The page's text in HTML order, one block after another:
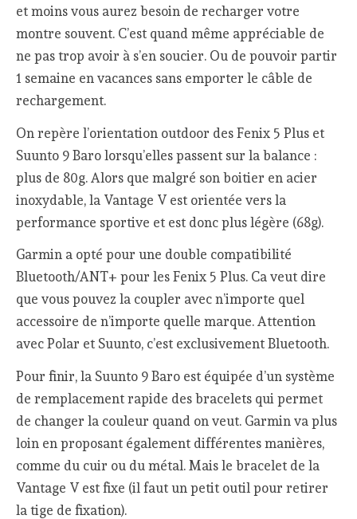
et moins vous aurez besoin de recharger votre
montre souvent. C’est quand même appréciable de
ne pas trop avoir à s’en soucier. Ou de pouvoir partir
1 semaine en vacances sans emporter le câble de
rechargement.
On repère l’orientation outdoor des Fenix 5 Plus et
Suunto 9 Baro lorsqu’elles passent sur la balance :
plus de 80g. Alors que malgré son boitier en acier
inoxydable, la Vantage V est orientée vers la
performance sportive et est donc plus légère (68g).
Garmin a opté pour une double compatibilité
Bluetooth/ANT+ pour les Fenix 5 Plus. Ca veut dire
que vous pouvez la coupler avec n’importe quel
accessoire de n’importe quelle marque. Attention
avec Polar et Suunto, c’est exclusivement Bluetooth.
Pour finir, la Suunto 9 Baro est équipée d’un système
de remplacement rapide des bracelets qui permet
de changer la couleur quand on veut. Garmin va plus
loin en proposant également différentes manières,
comme du cuir ou du métal. Mais le bracelet de la
Vantage V est fixe (il faut un petit outil pour retirer
la tige de fixation).